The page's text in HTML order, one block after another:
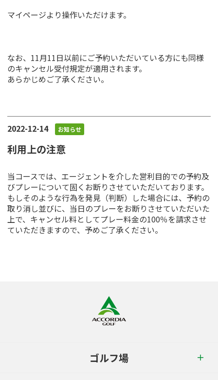
マイページより操作いただけます。
なお、11月11日以前にご予約いただいている方にも同様
のキャンセル受付規定が適用されます。
あらかじめご了承ください。
2022-12-14 お知らせ
利用上の注意
当コースでは、エージェントを介した営利目的での予約及
びプレーについて固くお断りさせていただいております。
もしそのような行為を発見（判断）した場合には、予約の
取り消し並びに、当日のプレーをお断りさせていただいた
上で、キャンセル料としてプレー料金の100％を請求させ
ていただきますので、予めご了承ください。
ゴルフ場